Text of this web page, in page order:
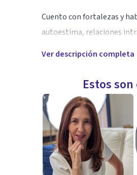
Cuento con fortalezas y
autoestima, relaciones
Especialidad
Mis fortalezas van
vida, trabajo con adultos
Aptitudes
Soy un profesional ético,
Ver descripción completa
Estos